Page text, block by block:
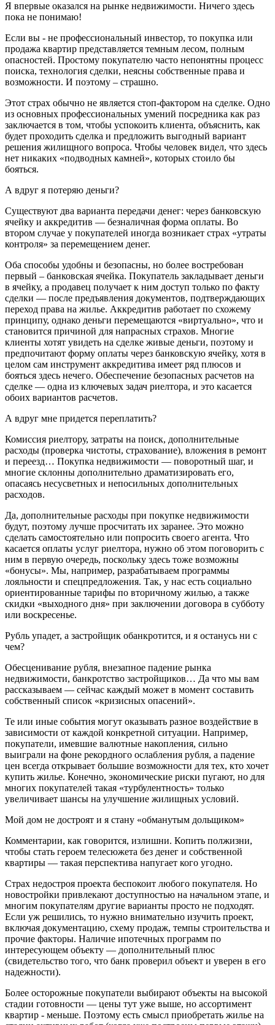
Я впервые оказался на рынке недвижимости. Ничего здесь
пока не понимаю!
Если вы - не профессиональный инвестор, то покупка или
продажа квартир представляется темным лесом, полным
опасностей. Простому покупателю часто непонятны процесс
поиска, технология сделки, неясны собственные права и
возможности. И поэтому – страшно.
Этот страх обычно не является стоп-фактором на сделке. Одно
из основных профессиональных умений посредника как раз
заключается в том, чтобы успокоить клиента, объяснить, как
будет проходить сделка и предложить выгодный вариант
решения жилищного вопроса. Чтобы человек видел, что здесь
нет никаких «подводных камней», которых стоило бы
бояться.
А вдруг я потеряю деньги?
Существуют два варианта передачи денег: через банковскую
ячейку и аккредитив — безналичная форма оплаты. Во
втором случае у покупателей иногда возникает страх «утраты
контроля» за перемещением денег.
Оба способы удобны и безопасны, но более востребован
первый – банковская ячейка. Покупатель закладывает деньги
в ячейку, а продавец получает к ним доступ только по факту
сделки — после предъявления документов, подтверждающих
переход права на жилье. Аккредитив работает по схожему
принципу, однако деньги перемещаются «виртуально», что и
становится причиной для напрасных страхов. Многие
клиенты хотят увидеть на сделке живые деньги, поэтому и
предпочитают форму оплаты через банковскую ячейку, хотя в
целом сам инструмент аккредитива имеет ряд плюсов и
бояться здесь нечего. Обеспечение безопасных расчетов на
сделке — одна из ключевых задач риелтора, и это касается
обоих вариантов расчетов.
А вдруг мне придется переплатить?
Комиссия риелтору, затраты на поиск, дополнительные
расходы (проверка чистоты, страхование), вложения в ремонт
и переезд… Покупка недвижимости — поворотный шаг, и
многие склонны дополнительно драматизировать его,
опасаясь несусветных и непосильных дополнительных
расходов.
Да, дополнительные расходы при покупке недвижимости
будут, поэтому лучше просчитать их заранее. Это можно
сделать самостоятельно или попросить своего агента. Что
касается оплаты услуг риелтора, нужно об этом поговорить с
ним в первую очередь, поскольку здесь тоже возможны
«бонусы». Мы, например, разрабатываем программы
лояльности и спецпредложения. Так, у нас есть социально
ориентированные тарифы по вторичному жилью, а также
скидки «выходного дня» при заключении договора в субботу
или воскресенье.
Рубль упадет, а застройщик обанкротится, и я останусь ни с
чем?
Обесценивание рубля, внезапное падение рынка
недвижимости, банкротство застройщиков… Да что мы вам
рассказываем — сейчас каждый может в момент составить
собственный список «кризисных опасений».
Те или иные события могут оказывать разное воздействие в
зависимости от каждой конкретной ситуации. Например,
покупатели, имевшие валютные накопления, сильно
выиграли на фоне рекордного ослабления рубля, а падение
цен всегда открывает большие возможности для тех, кто хочет
купить жилье. Конечно, экономические риски пугают, но для
многих покупателей такая «турбулентность» только
увеличивает шансы на улучшение жилищных условий.
Мой дом не достроят и я стану «обманутым дольщиком»
Комментарии, как говорится, излишни. Копить полжизни,
чтобы стать героем телесюжета без денег и собственной
квартиры — такая перспектива напугает кого угодно.
Страх недостроя проекта беспокоит любого покупателя. Но
новостройки привлекают доступностью на начальном этапе, и
многим покупателям другие варианты просто не подходят.
Если уж решились, то нужно внимательно изучить проект,
включая документацию, схему продаж, темпы строительства и
прочие факторы. Наличие ипотечных программ по
интересующем объекту — дополнительный плюс
(свидетельство того, что банк проверил объект и уверен в его
надежности).
Более осторожные покупатели выбирают объекты на высокой
стадии готовности — цены тут уже выше, но ассортимент
квартир - меньше. Поэтому есть смысл приобретать жилье на